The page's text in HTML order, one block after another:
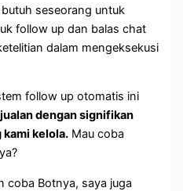
butuh seseorang untuk
follow up dan balas chat
dalam mengeksekusi
follow up otomatis ini
dengan signifikan
kami kelola. Mau coba
coba Botnya, saya juga